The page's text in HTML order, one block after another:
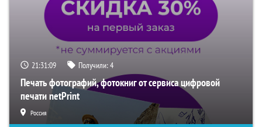
21:31:08 Получили:4
Печать фотографий, фотокниг от сервиса цифровой
печати netPrint
Россия